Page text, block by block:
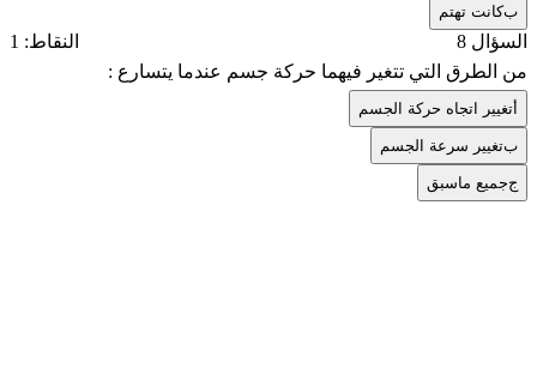
بكانت تهتم
السؤال 8
النقاط: 1
من الطرق التي تتغير فيهما حركة جسم عندما يتسارع :
تغيير اتجاه حركة الجسم
بتغيير سرعة الجسم
ججميع ماسبق